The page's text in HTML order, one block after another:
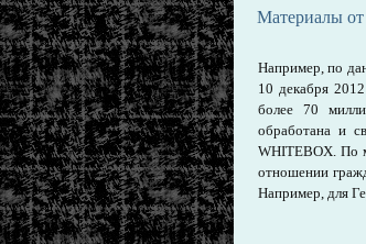
Материалы от
Например, по
10 декабря
более 70
обработана и
WHITEBOX. По
отношении
Например, для